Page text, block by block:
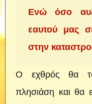
Ενώ όσο
εαυτού μας
στην
Ο εχθρός θα
πλησιάση και θα